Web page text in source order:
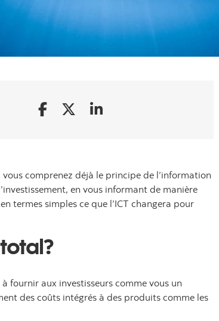
comprenez déjà le principe de l’information
en vous informant de manière
termes simples ce que l’ICT changera pour
fournir aux investisseurs comme vous un
des coûts intégrés à des produits comme les